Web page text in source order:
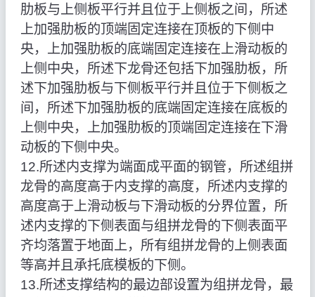
肋板与上侧板平行并且位于上侧板之间，所述
上加强肋板的顶端固定连接在顶板的下侧中
央，上加强肋板的底端固定连接在上滑动板的
上侧中央，所述下龙骨还包括下加强肋板，所
述下加强肋板与下侧板平行并且位于下侧板之
间，所述下加强肋板的底端固定连接在底板的
上侧中央，上加强肋板的顶端固定连接在下滑
动板的下侧中央。
12.所述内支撑为端面成平面的钢管，所述组拼
龙骨的高度高于内支撑的高度，所述内支撑的
高度高于上滑动板与下滑动板的分界位置，所
述内支撑的下侧表面与组拼龙骨的下侧表面平
齐均落置于地面上，所有组拼龙骨的上侧表面
等高并且承托底模板的下侧。
13.所述支撑结构的最边部设置为组拼龙骨，最